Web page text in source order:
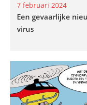
7 februari 2024
Een gevaarlijke
virus